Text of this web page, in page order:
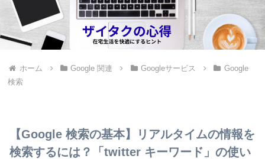
ホーム Google 関連 Googleサービス
Google
検索
【Google 検索の基本】リアルタイムの情報を
検索するには？「twitter キーワード」の使い